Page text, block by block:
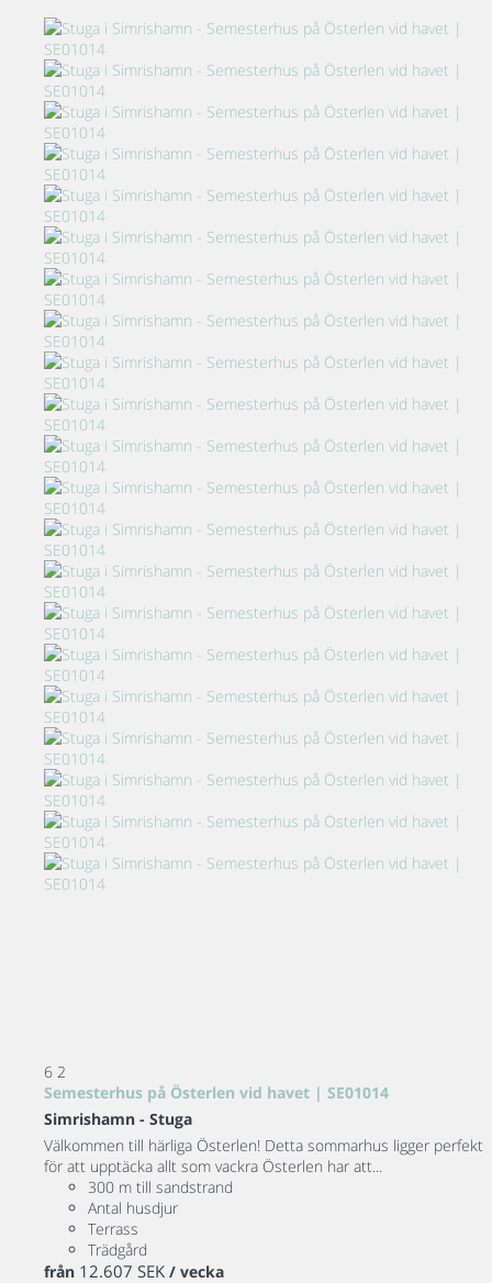
6 2
Semesterhus på Österlen vid havet | SE01014
Simrishamn - Stuga
Välkommen till härliga Österlen! Detta sommarhus ligger perfekt
för att upptäcka allt som vackra Österlen har att...
300 m till sandstrand
Antal husdjur
Terrass
Trädgård
från 12.607 SEK / vecka